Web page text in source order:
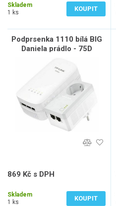
Skladem
1 ks
KOUPIT
Podprsenka 1110 bílá BIG
Daniela prádlo - 75D
869 Kč s DPH
Skladem
1 ks
KOUPIT